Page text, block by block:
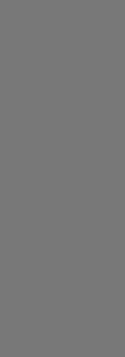
par rapport